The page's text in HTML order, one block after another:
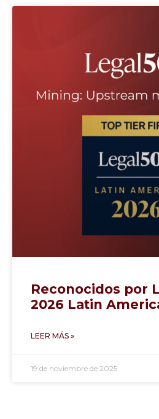
Reconocidos por
2026 Latin
LEER MÁS »
19 de noviembre de 2025